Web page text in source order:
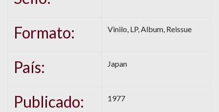
Formato: Vinilo, LP, Album, Reissue
País: Japan
Publicado: 1977